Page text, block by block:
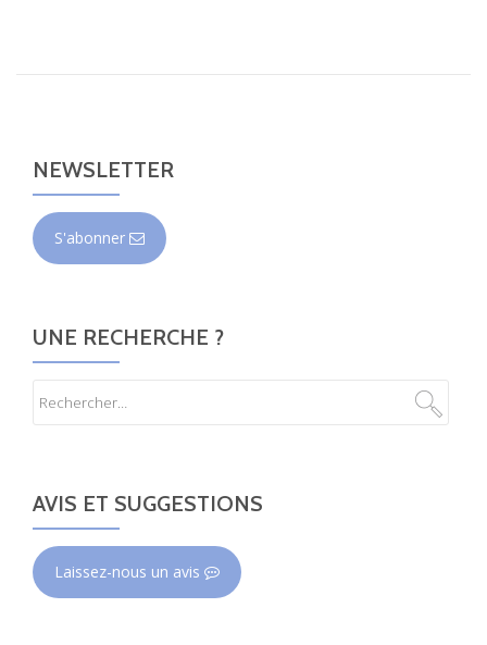
NEWSLETTER
S'abonner
UNE RECHERCHE ?
AVIS ET SUGGESTIONS
Laissez-nous un avis